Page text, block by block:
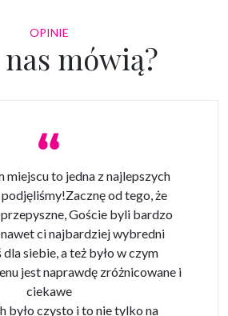
OPINIE
mówią?
miejscu to jedna z najlepszych
od tego, że
Goście byli bardzo
ci najbardziej wybredni
dla siebie, a też było w czym
jest naprawdę zróżnicowane i
ciekawe
było czysto i to nie tylko na